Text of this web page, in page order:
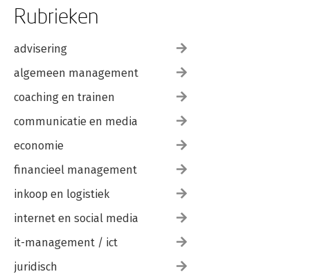
Fondsenreglement
Rubrieken
advisering
algemeen management
coaching en trainen
communicatie en media
economie
financieel management
inkoop en logistiek
internet en social media
it-management / ict
juridisch